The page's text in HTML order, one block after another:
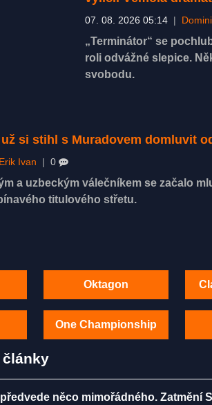
07. 08. 2026 05:14 |
„Terminátor“ se
roli odvážné slepice.
svobodu.
si stihl s Muradovem domluvit
Erik Ivan | 0
a uzbeckým válečníkem se začalo
titulového střetu.
Oktagon
One Championship
články
něco mimořádného. Zatmění